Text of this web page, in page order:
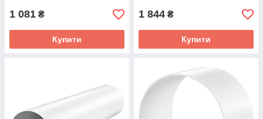
1 081 ₴
Купити
1 844 ₴
Купити